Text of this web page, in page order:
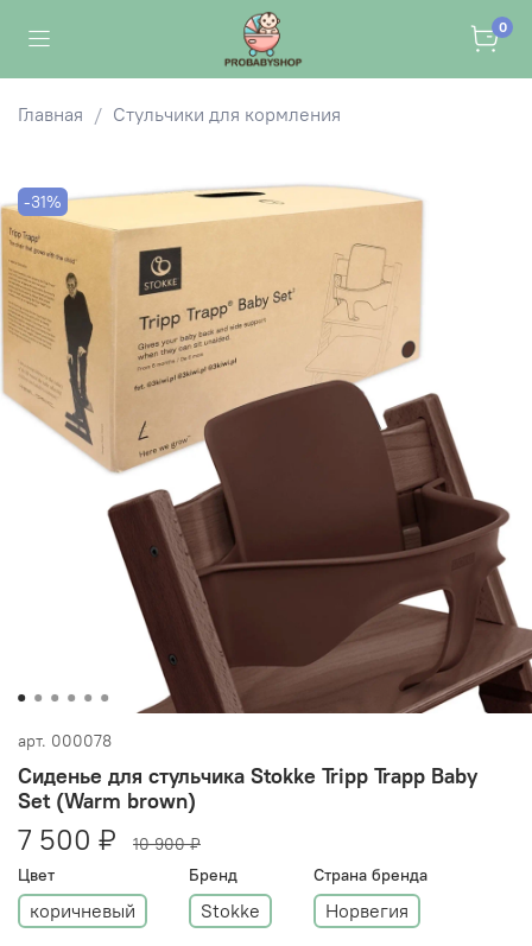
0
Главная Стульчики для кормления
-31%
арт. 000078
Сиденье для стульчика Stokke Tripp Trapp Baby
Set (Warm brown)
7 500 ₽
10 900 ₽
Цвет
коричневый
Бренд
Stokke
Страна бренда
Норвегия